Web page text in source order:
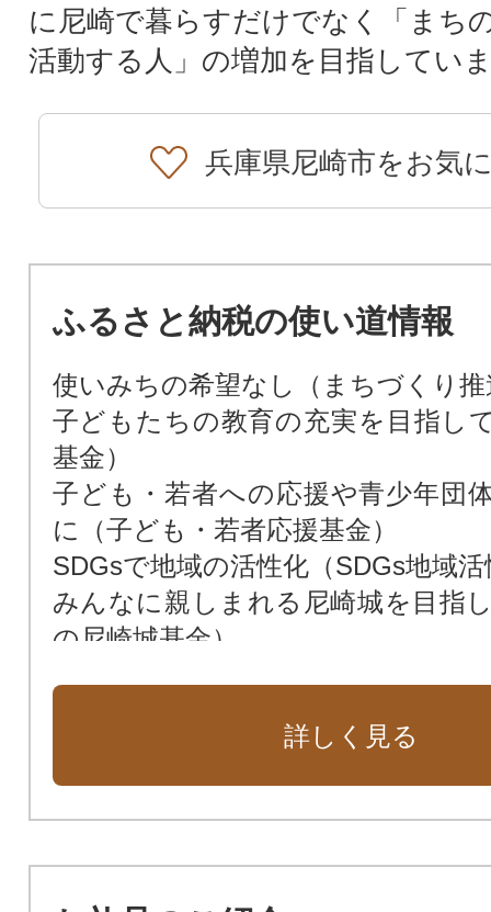
に尼崎で暮らすだけでなく「まち
活動する人」の増加を目指してい
兵庫県尼崎市をお気
ふるさと納税の使い道情報
使いみちの希望なし（まちづくり推
子どもたちの教育の充実を目指し
基金）
子ども・若者への応援や青少年団
に（子ども・若者応援基金）
SDGsで地域の活性化（SDGs地域
みんなに親しまれる尼崎城を目指
の尼崎城基金）
市民福祉の向上のために（市民福祉
動物愛護のために（動物愛護基金）
新しい本庁舎を建設（新本庁舎建設
詳しく見る